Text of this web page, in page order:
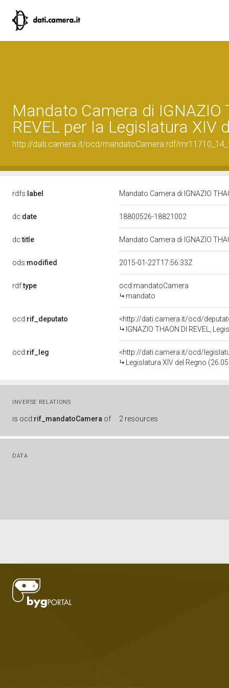
Mandato Camera di IGNAZIO
REVEL per la Legislatura XIV
http://dati.camera.it/ocd/mandatoCamera.rdf/
rdfs: label Mandato Camera di IGNAZIO
dc:date 18800526-18821002
dc:title Mandato Camera di IGNAZIO
ods:modified 2015-01-22T17:56:33Z
rdf:type
ocd:mandatoCamera
mandato
ocd:rif_deputato
<http://dati.camera.it/ocd/
IGNAZIO THAON DI REVEL,
ocd:rif_leg
<http://dati.camera.it/ocd/
Legislatura XIV del Regno
INVERSE RELATIONS
is ocd:rif_mandatoCamera of 2 resources
DATA